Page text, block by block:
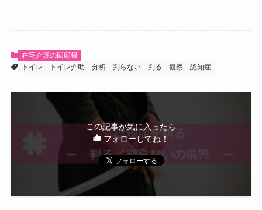
在宅介護の回顧録
トイレ
トイレ介助 分析 判らない 判る 観察 認知症
この記事が気に入ったら
フォローしてね！